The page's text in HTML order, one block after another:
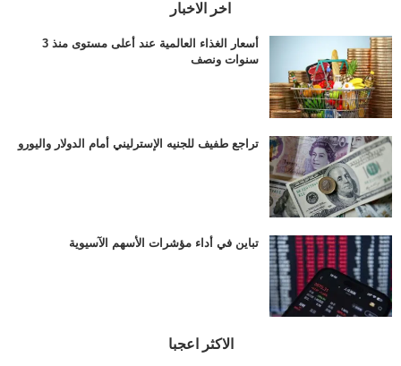
اخر الاخبار
أسعار الغذاء العالمية عند أعلى مستوى منذ 3
سنوات ونصف
تراجع طفيف للجنيه الإسترليني أمام الدولار واليورو
تباين في أداء مؤشرات الأسهم الآسيوية
الاكثر اعجبا